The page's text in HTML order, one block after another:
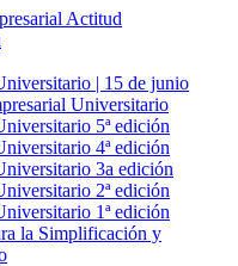
Actitud
| 15 de junio
Universitario
5ª edición
4ª edición
3a edición
2ª edición
1ª edición
la Simplificación y